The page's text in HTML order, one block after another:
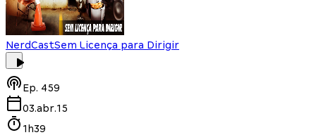
NerdCastSem Licença para Dirigir
Ep. 459
03.abr.15
1h39